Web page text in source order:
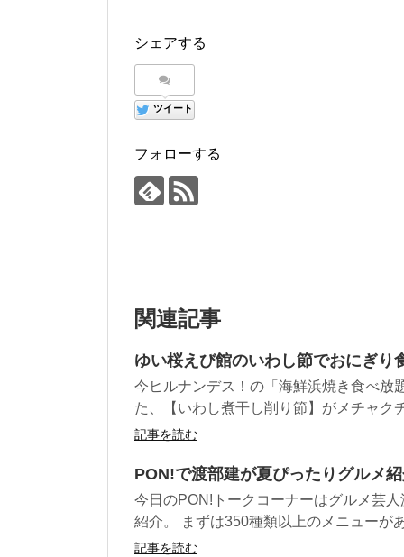
シェアする
ツイート
フォローする
関連記事
ゆい桜えび館のいわし節でおにぎり
今ヒルナンデス！の「海鮮浜焼き食べ放
た、【いわし煮干し削り節】がメチャク
記事を読む
PON!で渡部建が夏ぴったりグルメ紹
今日のPON!トークコーナーはグルメ芸
紹介。 まずは350種類以上のメニューが
記事を読む